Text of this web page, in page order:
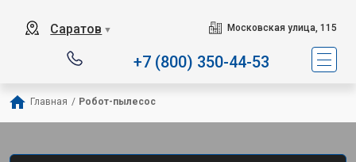
Саратов ▼ Московская улица, 115
+7 (800) 350-44-53
Главная / Робот-пылесос